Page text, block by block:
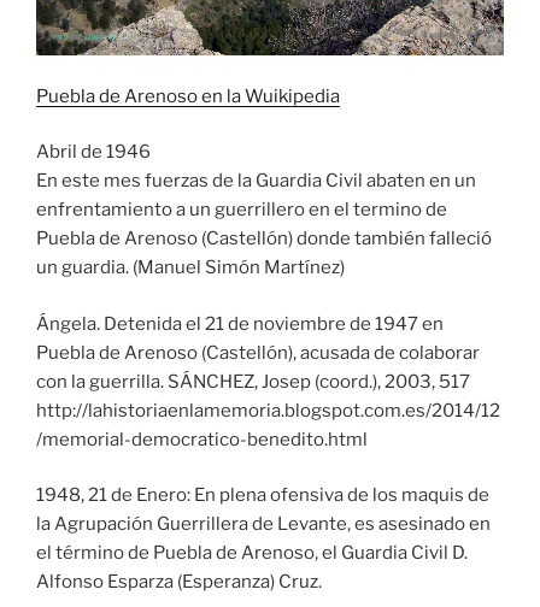
Puebla de Arenoso en la Wuikipedia
Abril de 1946
En este mes fuerzas de la Guardia Civil abaten en un
enfrentamiento a un guerrillero en el termino de
Puebla de Arenoso (Castellón) donde también falleció
un guardia. (Manuel Simón Martínez)
Ángela. Detenida el 21 de noviembre de 1947 en
Puebla de Arenoso (Castellón), acusada de colaborar
con la guerrilla. SÁNCHEZ, Josep (coord.), 2003, 517
http://lahistoriaenlamemoria.blogspot.com.es/2014/12
/memorial-democratico-benedito.html
1948, 21 de Enero: En plena ofensiva de los maquis de
la Agrupación Guerrillera de Levante, es asesinado en
el término de Puebla de Arenoso, el Guardia Civil D.
Alfonso Esparza (Esperanza) Cruz.